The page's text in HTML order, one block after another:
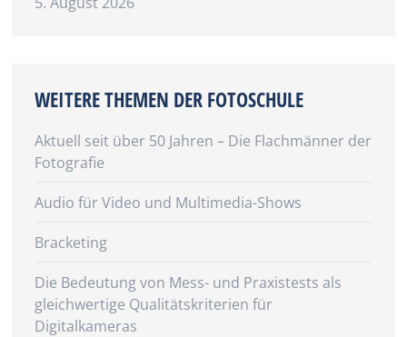
WEITERE THEMEN DER FOTOSCHULE
Aktuell seit über 50 Jahren – Die Flachmänner der
Fotografie
Audio für Video und Multimedia-Shows
Bracketing
Die Bedeutung von Mess- und Praxistests als
gleichwertige Qualitätskriterien für
Digitalkameras